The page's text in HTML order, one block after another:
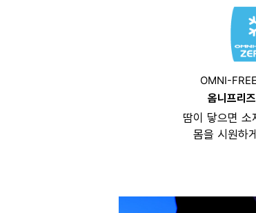
OMNI-
옴니프리
땀이 닿으면 소
몸을 시원하